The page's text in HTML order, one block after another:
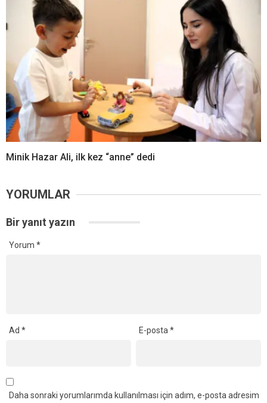
Minik Hazar Ali, ilk kez “anne” dedi
YORUMLAR
Bir yanıt yazın
Yorum *
Ad * E-posta*
Daha sonraki yorumlarımda kullanılması için adım, e-posta adresim